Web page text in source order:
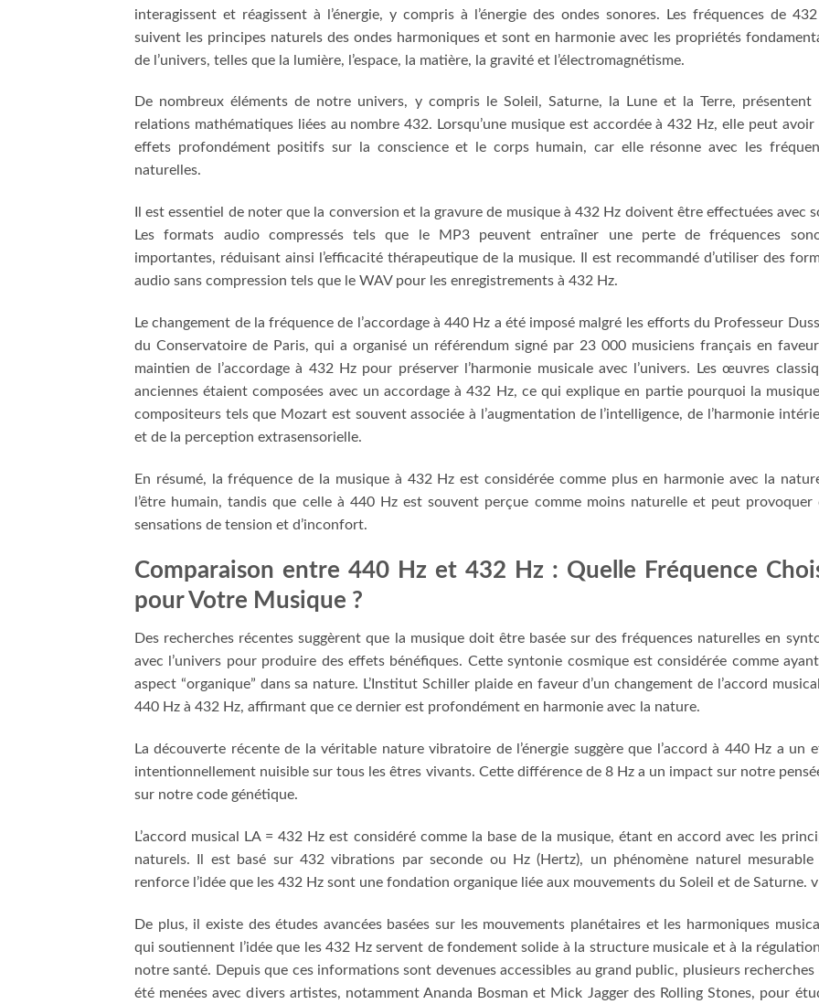
interagissent et réagissent à l’énergie, y compris à l’énergie des ondes sonores. Les fréquences de
suivent les principes naturels des ondes harmoniques et sont en harmonie avec les propriétés
de l’univers, telles que la lumière, l’espace, la matière, la gravité et l’électromagnétisme.
De nombreux éléments de notre univers, y compris le Soleil, Saturne, la Lune et la Terre, présentent
relations mathématiques liées au nombre 432. Lorsqu’une musique est accordée à 432 Hz, elle peut avoir
effets profondément positifs sur la conscience et le corps humain, car elle résonne avec les
naturelles.
Il est essentiel de noter que la conversion et la gravure de musique à 432 Hz doivent être effectuées avec
Les formats audio compressés tels que le MP3 peuvent entraîner une perte de fréquences
importantes, réduisant ainsi l’efficacité thérapeutique de la musique. Il est recommandé d’utiliser des
audio sans compression tels que le WAV pour les enregistrements à 432 Hz.
Le changement de la fréquence de l’accordage à 440 Hz a été imposé malgré les efforts du Professeur
du Conservatoire de Paris, qui a organisé un référendum signé par 23 000 musiciens français en
maintien de l’accordage à 432 Hz pour préserver l’harmonie musicale avec l’univers. Les œuvres
anciennes étaient composées avec un accordage à 432 Hz, ce qui explique en partie pourquoi la
compositeurs tels que Mozart est souvent associée à l’augmentation de l’intelligence, de l’harmonie
et de la perception extrasensorielle.
En résumé, la fréquence de la musique à 432 Hz est considérée comme plus en harmonie avec la
l’être humain, tandis que celle à 440 Hz est souvent perçue comme moins naturelle et peut provoquer
sensations de tension et d’inconfort.
Comparaison entre 440 Hz et 432 Hz : Quelle Fréquence
pour Votre Musique ?
Des recherches récentes suggèrent que la musique doit être basée sur des fréquences naturelles en
avec l’univers pour produire des effets bénéfiques. Cette syntonie cosmique est considérée comme
aspect “organique” dans sa nature. L’Institut Schiller plaide en faveur d’un changement de l’accord
440 Hz à 432 Hz, affirmant que ce dernier est profondément en harmonie avec la nature.
La découverte récente de la véritable nature vibratoire de l’énergie suggère que l’accord à 440 Hz a un
intentionnellement nuisible sur tous les êtres vivants. Cette différence de 8 Hz a un impact sur notre
sur notre code génétique.
L’accord musical LA = 432 Hz est considéré comme la base de la musique, étant en accord avec les
naturels. Il est basé sur 432 vibrations par seconde ou Hz (Hertz), un phénomène naturel mesurable
renforce l’idée que les 432 Hz sont une fondation organique liée aux mouvements du Soleil et de Saturne. v
De plus, il existe des études avancées basées sur les mouvements planétaires et les harmoniques
qui soutiennent l’idée que les 432 Hz servent de fondement solide à la structure musicale et à la
notre santé. Depuis que ces informations sont devenues accessibles au grand public, plusieurs
été menées avec divers artistes, notamment Ananda Bosman et Mick Jagger des Rolling Stones, pour